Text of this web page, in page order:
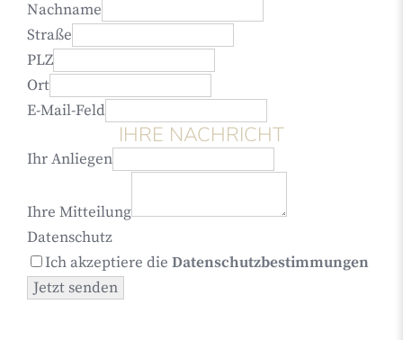
Nachname
Straße
PLZ
Ort
E-Mail-Feld
IHRE NACHRICHT
Ihr Anliegen
Ihre Mitteilung
Datenschutz
Ich akzeptiere die Datenschutzbestimmungen
Jetzt senden